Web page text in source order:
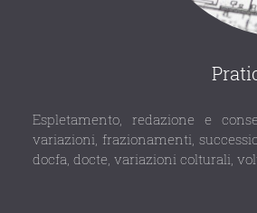
Espletamento, redazione e
variazioni, frazionamenti,
docfa, docte, variazioni colturali,